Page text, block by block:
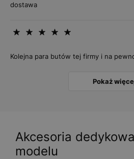
dostawa
Kolejna para butów tej firmy i na
Pokaż
Akcesoria
modelu